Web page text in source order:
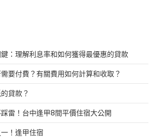
：理解利息率和如何獲得最優惠的貸款
要付費？有關費用如何計算和收取？
貸款？
踩雷！台中逢甲8間平價住宿大公開
！逢甲住宿